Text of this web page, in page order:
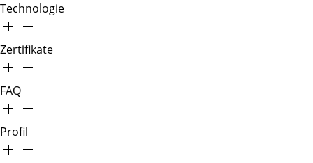
Technologie
Zertifikate
FAQ
Profil